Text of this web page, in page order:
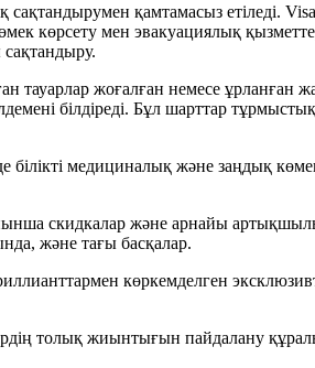
қамтамасыз етіледі.
көрсету мен эвакуациялық
тауарлар жоғалған немесе ұрланған
білдіреді. Бұл шарттар
медициналық және заңдық
скидкалар және арнайы
және тағы басқалар.
көркемделген
толық жиынтығын пайдалану